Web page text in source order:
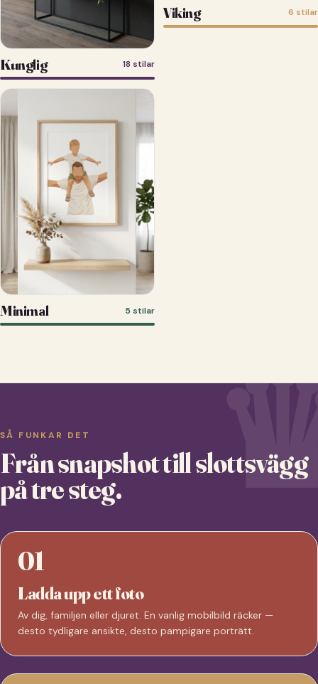
Kunglig 18 stilar
Viking 6 stilar
Minimal 5 stilar
SÅ FUNKAR DET
Från snapshot till slottsvägg
på tre steg.
01
Ladda upp ett foto
Av dig, familjen eller djuret. En vanlig mobilbild räcker —
desto tydligare ansikte, desto pampigare porträtt.